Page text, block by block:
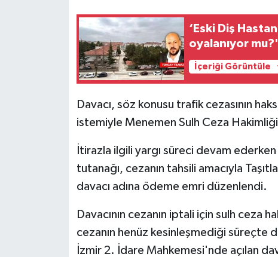
‘Eski Diş
oyalanıyor mu?'
İçeriği Görüntüle
Davacı, söz konusu trafik cezasının
istemiyle Menemen Sulh Ceza
İtirazla ilgili yargı süreci devam
tutanağı, cezanın tahsili amacıyla
davacı adına ödeme emri düzenlendi.
Davacının cezanın iptali için sulh ceza
cezanın henüz kesinleşmediği süreçte
İzmir 2. İdare Mahkemesi'nde açılan